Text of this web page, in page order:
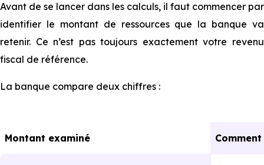
Avant de se lancer dans les calculs, il faut commencer par
identifier le montant de ressources que la banque va
retenir. Ce n’est pas toujours exactement votre revenu
fiscal de référence.
La banque compare deux chiffres :
Montan⁠⁠t examiné